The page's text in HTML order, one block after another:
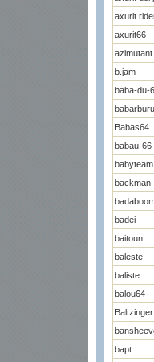
axurit
axurit66
azimutant
b.jam
baba-du-
Babas64
babau-66
babyteam
backman
badei
baitoun
baleste
baliste
balou64
Baltzinger
bapt